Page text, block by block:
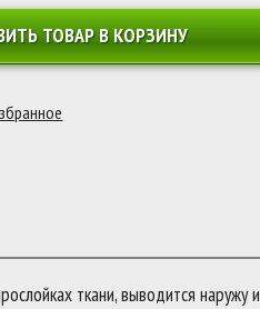
ТОВАР В КОРЗИНУ
ткани, выводится наружу и